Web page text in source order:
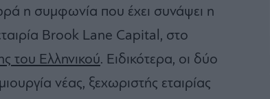
η συμφωνία που έχει συνάψει η
Brook Lane Capital, στο
του Ελληνικού. Ειδικότερα, οι δύο
νέας, ξεχωριστής εταιρίας